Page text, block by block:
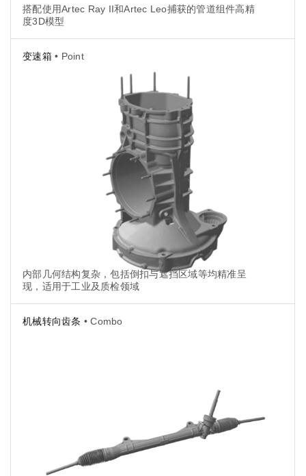
搭配使用Artec Ray II和Artec Leo捕获的管道组件高精
度3D模型
变速箱• Point
内部几何结构复杂，包括倒扣与遮挡区域等均精准呈
现，适用于工业及质检领域
机械转向齿条 • Combo